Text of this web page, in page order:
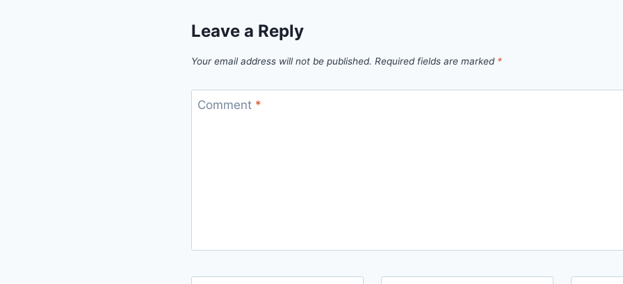
Leave a Reply
Your email address will not be published. Required fields are marked *
Comment *